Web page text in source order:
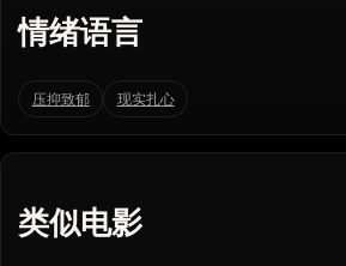
情绪语言
压抑致郁 现实扎心
类似电影